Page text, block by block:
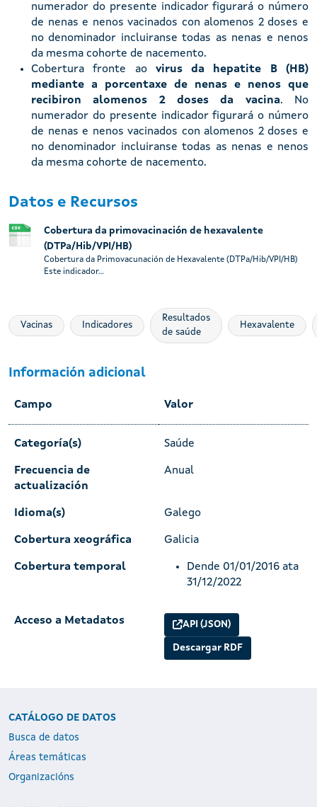
numerador do presente indicador figurará o número
de nenas e nenos vacinados con alomenos 2 doses e
no denominador incluiranse todas as nenas e nenos
da mesma cohorte de nacemento.
Cobertura fronte ao virus da hepatite B (HB)
mediante a porcentaxe de nenas e nenos que
recibiron alomenos 2 doses da vacina. No
numerador do presente indicador figurará o número
de nenas e nenos vacinados con alomenos 2 doses e
no denominador incluiranse todas as nenas e nenos
da mesma cohorte de nacemento.
Datos e Recursos
Cobertura da primovacinación de hexavalente
(DTPa/Hib/VPI/HB)
Cobertura da Primovacunación de Hexavalente (DTPa/Hib/VPI/HB)
Este indicador...
Vacinas Indicadores
Resultados
de saúde
Hexavalente
Información adicional
Campo Valor
Categoría(s) Saúde
Frecuencia de
actualización
Anual
Idioma(s) Galego
Cobertura xeográfica Galicia
Cobertura temporal
Dende 01/01/2016 ata
31/12/2022
Acceso a Metadatos API (JSON)
Descargar RDF
CATÁLOGO DE DATOS
Busca de datos
Áreas temáticas
Organizacións